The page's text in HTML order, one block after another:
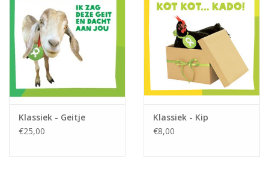
Klassiek - Geitje
€25,00
Klassiek - Kip
€8,00